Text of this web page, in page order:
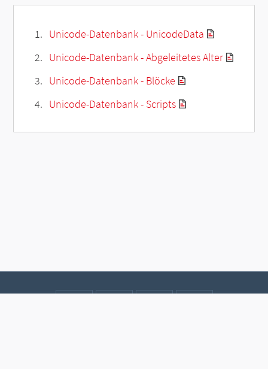
Unicode-Datenbank - UnicodeData
Unicode-Datenbank - Abgeleitetes Alter
Unicode-Datenbank - Blöcke
Unicode-Datenbank - Scripts